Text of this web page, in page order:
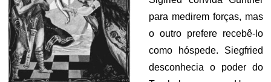
para medirem forças, mas
o outro prefere recebê-lo
como hóspede. Siegfried
desconhecia o poder do